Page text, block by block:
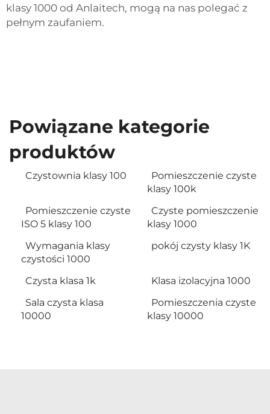
klasy 1000 od Anlaitech, mogą na nas polegać z
pełnym zaufaniem.
Powiązane kategorie
produktów
Czystownia klasy 100
Pomieszczenie czyste
klasy 100k
Pomieszczenie czyste
ISO 5 klasy 100
Czyste pomieszczenie
klasy 1000
Wymagania klasy
czystości 1000
pokój czysty klasy 1K
Czysta klasa 1k
Klasa izolacyjna 1000
Sala czysta klasa
10000
Pomieszczenia czyste
klasy 10000